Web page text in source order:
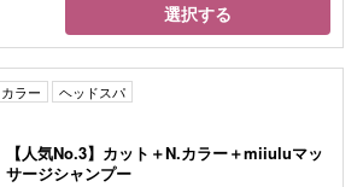
選択する
カラー ヘッドスパ
【人気No.3】カット＋N.カラー＋miiuluマッ
サージシャンプー